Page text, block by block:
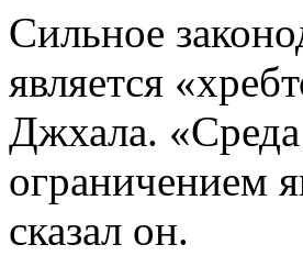
Сильное
является
Джхала. «Среда
ограничением
сказал он.